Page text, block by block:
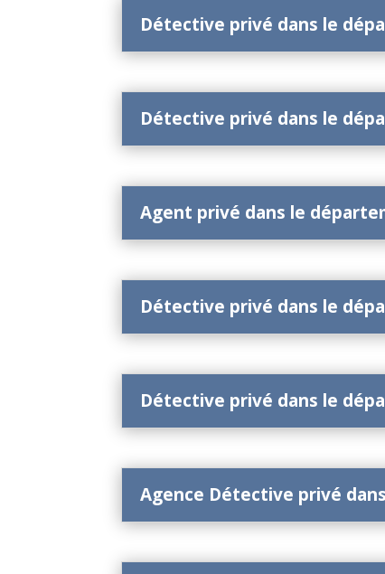
Détective privé dans le
Détective privé dans le
Agent privé dans le
Détective privé dans le
Détective privé dans le
Agence Détective privé